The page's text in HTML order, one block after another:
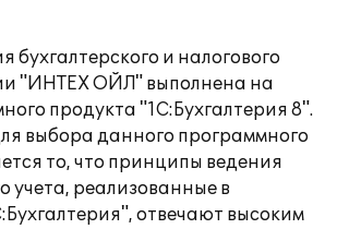
бухгалтерского и налогового
"ИНТЕХ ОЙЛ" выполнена на
продукта "1С:Бухгалтерия 8".
выбора данного программного
то, что принципы ведения
учета, реализованные в
отвечают высоким